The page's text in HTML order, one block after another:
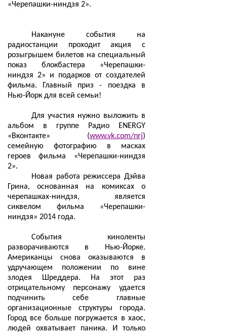
«Черепашки-ниндзя 2».
Накануне события на
радиостанции проходит акция с
розыгрышем билетов на специальный
показ блокбастера «Черепашки-
ниндзя 2» и подарков от создателей
фильма. Главный приз - поездка в
Нью-Йорк для всей семьи!
Для участия нужно выложить в
альбом в группе Радио ENERGY
«Вконтакте» (www.vk.com/nrj)
семейную фотографию в масках
героев фильма «Черепашки-ниндзя
2».
Новая работа режиссера Дэйва
Грина, основанная на комиксах о
черепашках-ниндзя, является
сиквелом фильма «Черепашки-
ниндзя» 2014 года.
События киноленты
разворачиваются в Нью-Йорке.
Американцы снова оказываются в
удручающем положении по вине
злодея Шреддера. На этот раз
отрицательному персонажу удается
подчинить себе главные
организационные структуры города.
Город все больше погружается в хаос,
людей охватывает паника. И только